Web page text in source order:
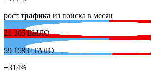
рост трафика из поиска в месяц
21 305БЫЛО
59 158СТАЛО
+314%